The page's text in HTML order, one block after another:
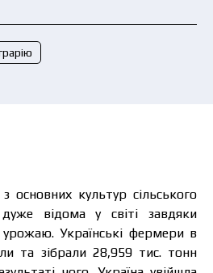
основних культур сільського
відома у світі завдяки
урожаю. Українські фермери в
та зібрали 28,959 тис. тонн